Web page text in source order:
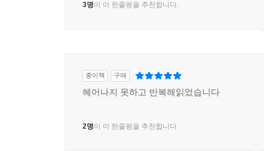
3명이 이 한줄평을 추천합니다.
종이책 구매
헤어나지 못하고 반복해읽었습니다
2명이 이 한줄평을 추천합니다.